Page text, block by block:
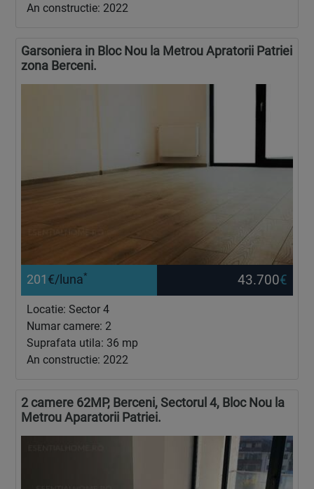
An constructie: 2022
Garsoniera in Bloc Nou la Metrou Apratorii Patriei
zona Berceni.
201 €/luna* 43.700€
Locatie: Sector 4
Numar camere: 2
Suprafata utila: 36 mp
An constructie: 2022
2 camere 62MP, Berceni, Sectorul 4, Bloc Nou la
Metrou Aparatorii Patriei.